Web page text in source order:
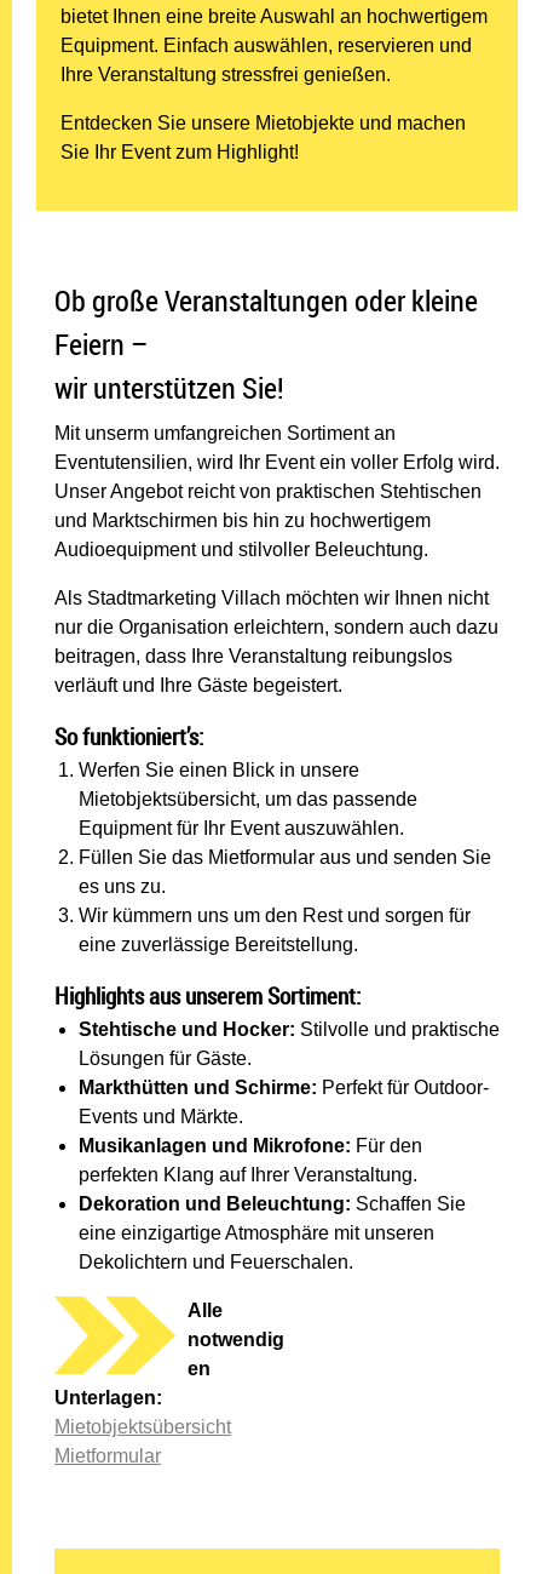
bietet Ihnen eine breite Auswahl an hochwertigem
Equipment. Einfach auswählen, reservieren und
Ihre Veranstaltung stressfrei genießen.
Entdecken Sie unsere Mietobjekte und machen
Sie Ihr Event zum Highlight!
Ob große Veranstaltungen oder kleine
Feiern –
wir unterstützen Sie!
Mit unserm umfangreichen Sortiment an
Eventutensilien, wird Ihr Event ein voller Erfolg wird.
Unser Angebot reicht von praktischen Stehtischen
und Marktschirmen bis hin zu hochwertigem
Audioequipment und stilvoller Beleuchtung.
Als Stadtmarketing Villach möchten wir Ihnen nicht
nur die Organisation erleichtern, sondern auch dazu
beitragen, dass Ihre Veranstaltung reibungslos
verläuft und Ihre Gäste begeistert.
So funktioniert’s:
Werfen Sie einen Blick in unsere
Mietobjektsübersicht, um das passende
Equipment für Ihr Event auszuwählen.
Füllen Sie das Mietformular aus und senden Sie
es uns zu.
Wir kümmern uns um den Rest und sorgen für
eine zuverlässige Bereitstellung.
Highlights aus unserem Sortiment:
Stehtische und Hocker: Stilvolle und praktische
Lösungen für Gäste.
Markthütten und Schirme: Perfekt für Outdoor-
Events und Märkte.
Musikanlagen und Mikrofone: Für den
perfekten Klang auf Ihrer Veranstaltung.
Dekoration und Beleuchtung: Schaffen Sie
eine einzigartige Atmosphäre mit unseren
Dekolichtern und Feuerschalen.
Alle
notwendig
en
Unterlagen:
Mietobjektsübersicht
Mietformular